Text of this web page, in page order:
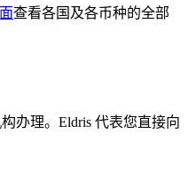
查看各国及各币种的全部
办理。Eldris 代表您直接向